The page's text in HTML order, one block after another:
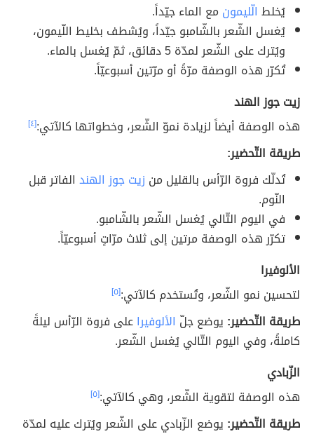
يُخلط الّليمون مع الماء جيّداً.
يُغسل الشّعر بالشّامبو جيّداً، ويُشطف بخليط اللّيمون،
ويُترك على الشّعر لمدّة 5 دقائق، ثمّ يُغسل بالماء.
تُكرّر هذه الوصفة مرّةً أو مرّتين أسبوعيّاً.
زيت جوز الهند
هذه الوصفة أيضاً لزيادة نموّ الشّعر، وخطواتها كالآتي:[٤]
طريقة التّحضير:
تُدلّك فروة الرّأس بالقليل من زيت جوز الهندالفاتر قبل
النّوم.
في اليوم التّالي يُغسل الشّعر بالشّامبو.
تكرّر هذه الوصفة مرتين إلى ثلاث مرّاتٍ أسبوعيّاً.
الألوفيرا
لتحسين نمو الشّعر، وتُستخدم كالآتي:[٥]
طريقة التّحضير: يوضع جلّ الألوفيراعلى فروة الرّأس ليلةً
كاملةً، وفي اليوم التّالي يُغسل الشّعر.
الزّبادي
هذه الوصفة لتقوية الشّعر، وهي كالآتي:[٥]
طريقة التّحضير: يوضع الزّبادي على الشّعر ويُترك عليه لمدّة